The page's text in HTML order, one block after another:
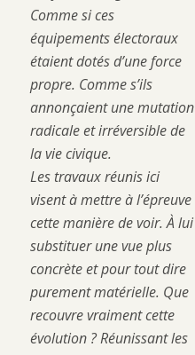
Comme si ces
équipements électoraux
étaient dotés d’une force
propre. Comme s’ils
annonçaient une mutation
radicale et irréversible de
la vie civique.
Les travaux réunis ici
visent à mettre à l’épreuve
cette manière de voir. À lui
substituer une vue plus
concrète et pour tout dire
purement matérielle. Que
recouvre vraiment cette
évolution ? Réunissant les